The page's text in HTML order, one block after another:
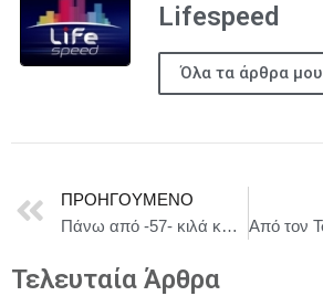
Lifespeed
Όλα τα άρθρα μου
ΠΡΟΗΓΟΎΜΕΝΟ
Πάνω από -57- κιλά κάνναβης και -12- δενδρύλλια κάνναβης κατασχέθηκαν στη Μεσσηνία
Τελευταία Άρθρα